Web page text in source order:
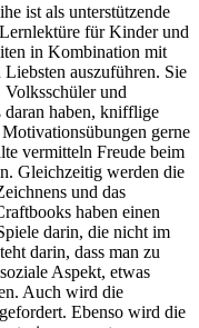
ist als unterstützende
für Kinder und
in Kombination mit
auszuführen. Sie
und
daran haben, knifflige
gerne
vermitteln Freude beim
Gleichzeitig werden die
und das
haben einen
darin, die nicht im
darin, dass man zu
Aspekt, etwas
Auch wird die
Ebenso wird die